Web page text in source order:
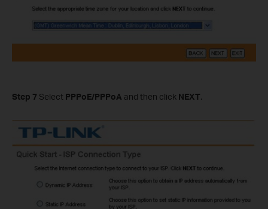
Step 7 Select PPPoE/PPPoA and then click NEXT.